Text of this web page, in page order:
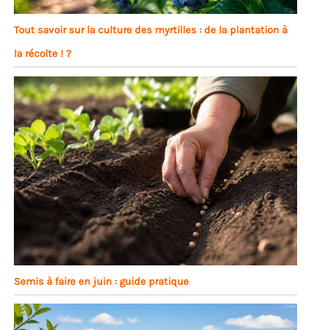
Tout savoir sur la culture des myrtilles : de la plantation à
la récolte ! ?
Semis à faire en juin : guide pratique